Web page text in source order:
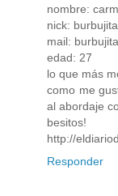
nombre:
nick:
mail:
edad: 27
lo que más
como me
al abordaje
besitos!
http://
Responder